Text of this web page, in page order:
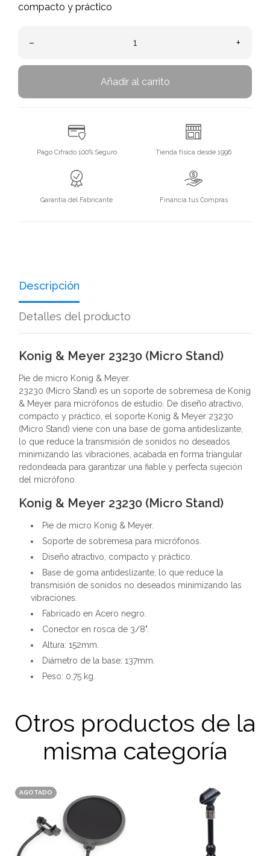
compacto y práctico
– +
Añadir al carrito
Pago Cifrado 100% Seguro Tienda física desde 1996
Garantía del Fabricante Financia tus Compras
Descripción
Detalles del producto
Konig & Meyer 23230 (Micro Stand)
Pie de micro Konig & Meyer.
23230 (Micro Stand) es un soporte de sobremesa de Konig
& Meyer para micrófonos de estudio. De diseño atractivo,
compacto y práctico, el soporte Konig & Meyer 23230
(Micro Stand) viene con una base de goma antideslizante,
lo que reduce la transmisión de sonidos no deseados
minimizando las vibraciones, acabada en forma triangular
redondeada para garantizar una fiable y perfecta sujeción
del micrófono.
Konig & Meyer 23230 (Micro Stand)
Pie de micro Konig & Meyer.
Soporte de sobremesa para micrófonos.
Diseño atractivo, compacto y práctico.
Base de goma antideslizante, lo que reduce la
transmisión de sonidos no deseados minimizando las
vibraciones.
Fabricado en Acero negro.
Conector en rosca de 3/8".
Altura: 152mm.
Diámetro de la base: 137mm.
Peso: 0,75 kg.
Otros productos de la
misma categoría
AGOTADO